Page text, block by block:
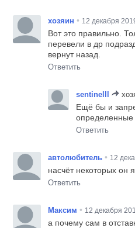
хозяин • 12 декабря
Вот это правильно.
перевели в др
вернут назад.
Ответить
sentinelll
Ещё бы и
определенные
Ответить
автолюбитель • 12
насчёт некоторых он
Ответить
Максим • 12 декабря
а почему сам в